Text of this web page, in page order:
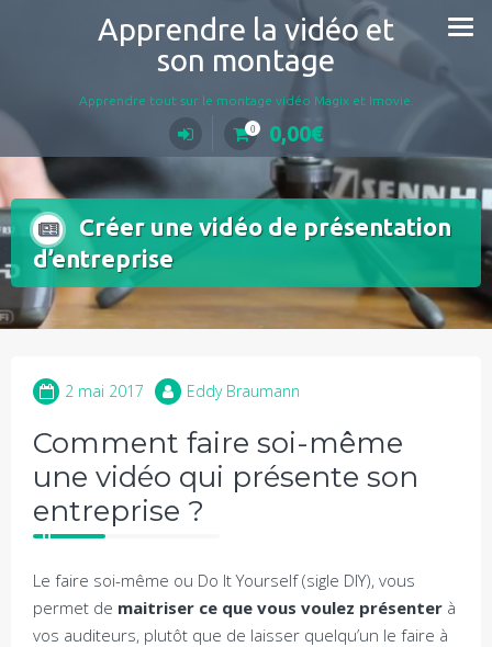
Apprendre la vidéo et
son montage
Apprendre tout sur le montage vidéo Magix et Imovie.
0 0,00€
Créer une vidéo de présentation
d’entreprise
2 mai 2017 Eddy Braumann
Comment faire soi-même
une vidéo qui présente son
entreprise ?
Le faire soi-même ou Do It Yourself (sigle DIY), vous
permet de maitriser ce que vous voulez présenter à
vos auditeurs, plutôt que de laisser quelqu’un le faire à